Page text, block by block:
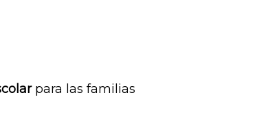
para las familias